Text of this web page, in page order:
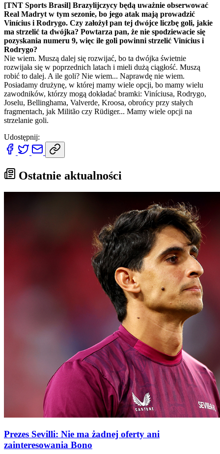
[TNT Sports Brasil] Brazylijczycy będą uważnie obserwować
Real Madryt w tym sezonie, bo jego atak mają prowadzić
Vinícius i Rodrygo. Czy założył pan tej dwójce liczbę goli, jakie
ma strzelić ta dwójka? Powtarza pan, że nie spodziewacie się
pozyskania numeru 9, więc ile goli powinni strzelić Vinícius i
Rodrygo?
Nie wiem. Muszą dalej się rozwijać, bo ta dwójka świetnie
rozwijała się w poprzednich latach i mieli dużą ciągłość. Muszą
robić to dalej. A ile goli? Nie wiem... Naprawdę nie wiem.
Posiadamy drużynę, w której mamy wiele opcji, bo mamy wielu
zawodników, którzy mogą dokładać bramki: Viníciusa, Rodrygo,
Joselu, Bellinghama, Valverde, Kroosa, obrońcy przy stałych
fragmentach, jak Militão czy Rüdiger... Mamy wiele opcji na
strzelanie goli.
Udostępnij:
Ostatnie aktualności
Prezes Sevilli: Nie ma żadnej oferty ani
zainteresowania Bono